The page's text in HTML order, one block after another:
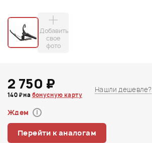
Добавить
свое
фото
2 750 ₽
140 ₽ на бонусную карту
Нашли дешевле?
Ждем i
Перейти к аналогам